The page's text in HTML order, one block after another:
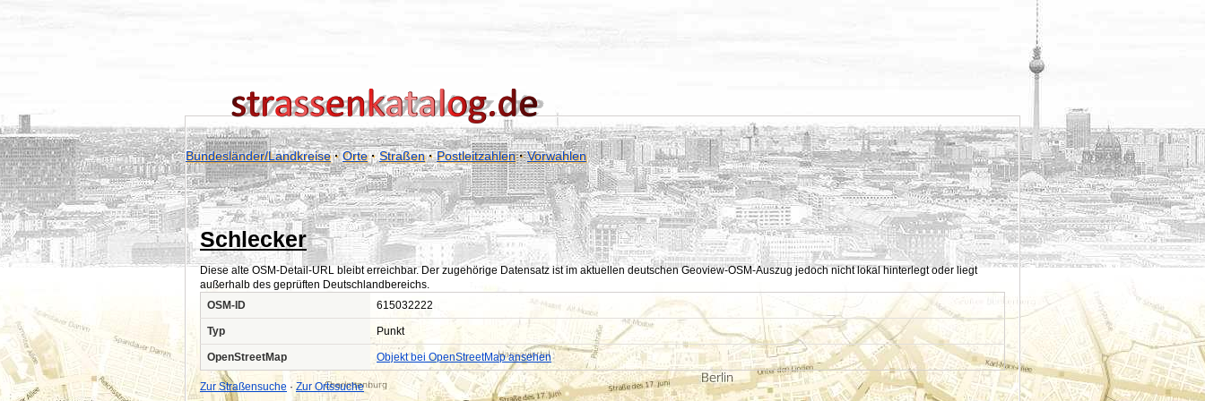
Bundesländer/Landkreise·Orte·Straßen·Postleitzahlen·Vorwahlen
Schlecker
Diese alte OSM-Detail-URL bleibt erreichbar. Der zugehörige Datensatz ist im aktuellen deutschen Geoview-OSM-Auszug jedoch nicht lokal hinterlegt oder liegt
außerhalb des geprüften Deutschlandbereichs.
OSM-ID
615032222
Typ Punkt
OpenStreetMap Objekt bei OpenStreetMap ansehen
Zur Straßensuche · Zur Ortssuche